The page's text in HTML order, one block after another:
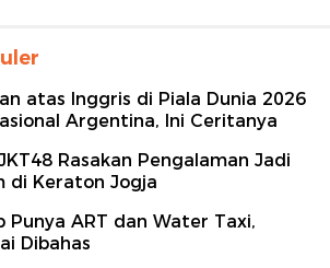
atas Inggris di Piala Dunia 2026
Argentina, Ini Ceritanya
Rasakan Pengalaman Jadi
di Keraton Jogja
Punya ART dan Water Taxi,
Dibahas